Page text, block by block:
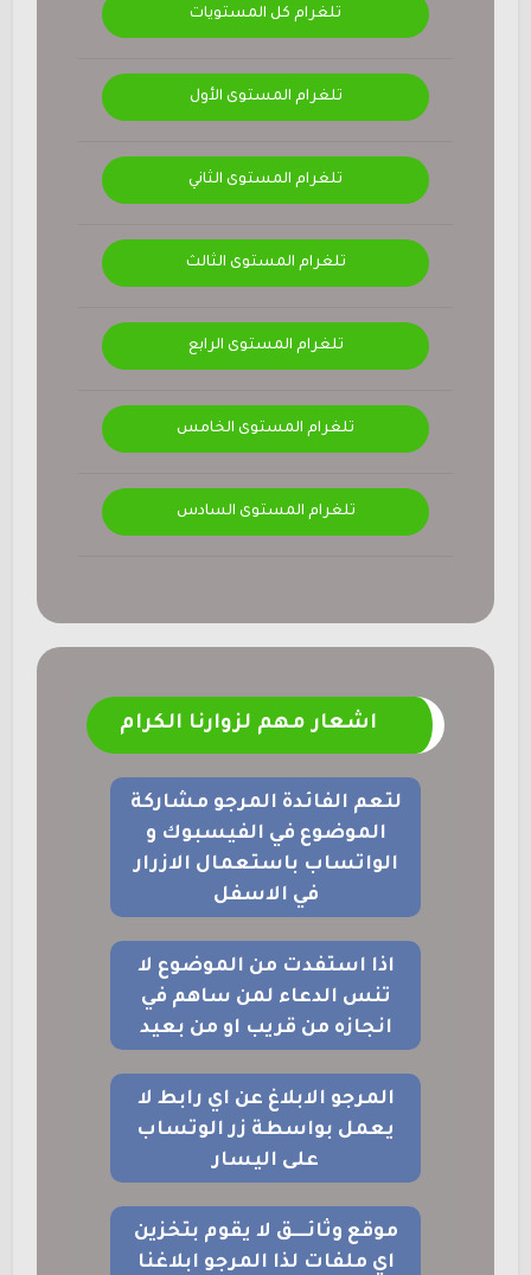
تلغرام كل المستويات
تلغرام المستوى الأول
تلغرام المستوى الثاني
تلغرام المستوى الثالث
تلغرام المستوى الرابع
تلغرام المستوى الخامس
تلغرام المستوى السادس
اشعار مهم لزوارنا الكرام
لتعم الفائدة المرجو مشاركة
الموضوع في الفيسبوك و
الواتساب باستعمال الازرار
في الاسفل
اذا استفدت من الموضوع لا
تنس الدعاء لمن ساهم في
انجازه من قريب او من بعيد
المرجو الابلاغ عن اي رابط لا
يعمل بواسطة زر الوتساب
على اليسار
موقع وثائــــق لا يقوم بتخزين
اي ملفات لذا المرجو ابلاغنا